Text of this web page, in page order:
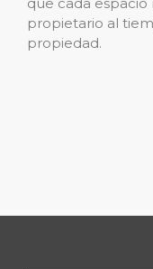
propietario al
propiedad.